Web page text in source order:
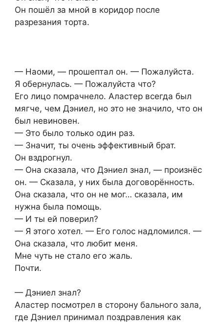
Он пошёл за мной в коридор после
разрезания торта.
— Наоми, — прошептал он. — Пожалуйста.
Я обернулась. — Пожалуйста что?
Его лицо помрачнело. Аластер всегда был
мягче, чем Дэниел, но это не значило, что он
был невиновен.
— Это было только один раз.
— Значит, ты очень эффективный брат.
Он вздрогнул.
— Она сказала, что Дэниел знал, — произнёс
он. — Сказала, у них была договорённость.
Она сказала, что он не мог… сказала, им
нужна была помощь.
— И ты ей поверил?
— Я этого хотел. — Его голос надломился. —
Она сказала, что любит меня.
Мне чуть не стало его жаль.
Почти.
— Дэниел знал?
Аластер посмотрел в сторону бального зала,
где Дэниел принимал поздравления как